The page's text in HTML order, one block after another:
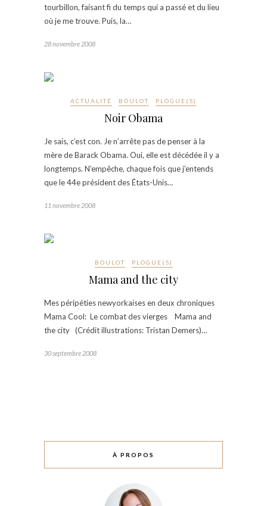
tourbillon, faisant fi du temps qui a passé et du lieu
où je me trouve. Puis, la…
28 novembre 2008
ACTUALITÉ BOULOT PLOGUE(S)
Noir Obama
Je sais, c’est con. Je n’arrête pas de penser à la
mère de Barack Obama. Oui, elle est décédée il y a
longtemps. N’empêche, chaque fois que j’entends
que le 44e président des États-Unis…
11 novembre 2008
BOULOT PLOGUE(S)
Mama and the city
Mes péripéties newyorkaises en deux chroniques
Mama Cool: Le combat des vierges Mama and
the city (Crédit illustrations: Tristan Demers)…
30 septembre 2008
À PROPOS